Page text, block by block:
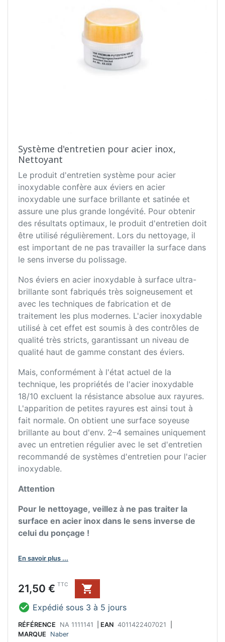
Système d'entretien pour acier inox,
Nettoyant
Le produit d'entretien système pour acier
inoxydable confère aux éviers en acier
inoxydable une surface brillante et satinée et
assure une plus grande longévité. Pour obtenir
des résultats optimaux, le produit d'entretien doit
être utilisé régulièrement. Lors du nettoyage, il
est important de ne pas travailler la surface dans
le sens inverse du polissage.
Nos éviers en acier inoxydable à surface ultra-
brillante sont fabriqués très soigneusement et
avec les techniques de fabrication et de
traitement les plus modernes. L'acier inoxydable
utilisé à cet effet est soumis à des contrôles de
qualité très stricts, garantissant un niveau de
qualité haut de gamme constant des éviers.
Mais, conformément à l'état actuel de la
technique, les propriétés de l'acier inoxydable
18/10 excluent la résistance absolue aux rayures.
L'apparition de petites rayures est ainsi tout à
fait normale. On obtient une surface soyeuse
brillante au bout d'env. 2–4 semaines uniquement
avec un entretien régulier avec le set d'entretien
recommandé de systèmes d'entretien pour l'acier
inoxydable.
Attention
Pour le nettoyage, veillez à ne pas traiter la
surface en acier inox dans le sens inverse de
celui du ponçage !
En savoir plus ...
Prix
21,50 € TTC

 Expédié sous 3 à 5 jours
RÉFÉRENCE NA 1111141 EAN 4011422407021
MARQUE
Naber